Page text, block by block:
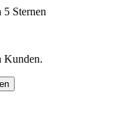
Sternen
Kunden.